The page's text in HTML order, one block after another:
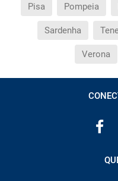
Pisa Pompeia
Sardenha
Verona